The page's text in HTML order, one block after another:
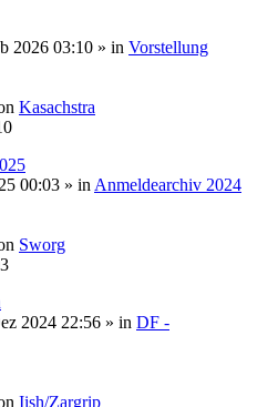
2026 03:10 » in Vorstellung
Kasachstra
00:03 » in Anmeldearchiv 2024
Sworg
2024 22:56 » in DF -
Iish/Zargrip